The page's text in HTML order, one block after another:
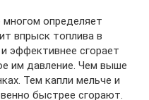
многом определяет
впрыск топлива в
эффективнее сгорает
им давление. Чем выше
Тем капли мельче и
быстрее сгорают.